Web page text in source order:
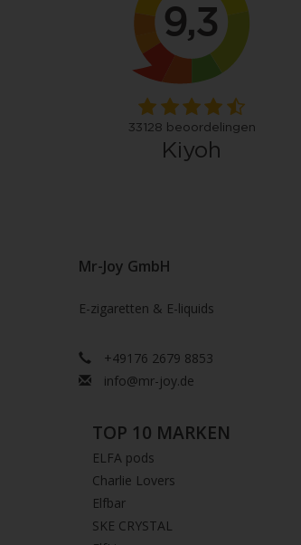
Mr-Joy GmbH
E-zigaretten & E-liquids
+49176 2679 8853
info@mr-joy.de
TOP 10 MARKEN
ELFA pods
Charlie Lovers
Elfbar
SKE CRYSTAL